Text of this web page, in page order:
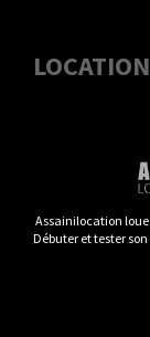
Assainilocation
Débuter et tester